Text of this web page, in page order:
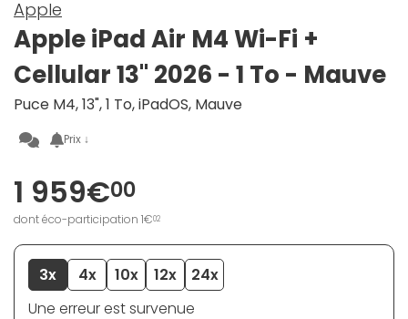
Apple
Apple iPad Air M4 Wi-Fi +
Cellular 13" 2026 - 1 To - Mauve
Puce M4, 13", 1 To, iPadOS, Mauve
Prix ↓
1 959€00
dont éco-participation 1€02
3x 4x 10x 12x
24x
Une erreur est survenue